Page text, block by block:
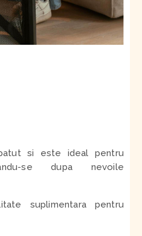
si este ideal pentru
se dupa nevoile
suplimentara pentru